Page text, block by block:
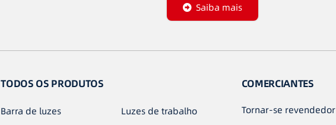
Saiba mais
TODOS OS PRODUTOS
Barra de luzes
Luzes de trabalho
COMERCIANTES
Tornar-se revendedor